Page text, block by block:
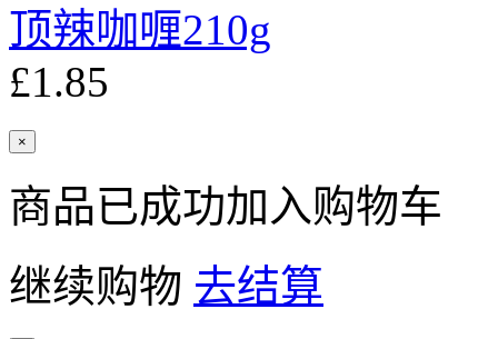
顶辣咖喱210g
£1.85
×
商品已成功加入购物车
继续购物 去结算